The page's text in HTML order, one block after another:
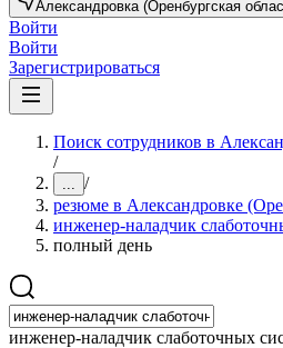
Александровка (Оренбургская
Войти
Войти
Зарегистрироваться
Поиск сотрудников в
/
... /
резюме в Александровке
инженер-наладчик
полный день
инженер-наладчик слаботочных